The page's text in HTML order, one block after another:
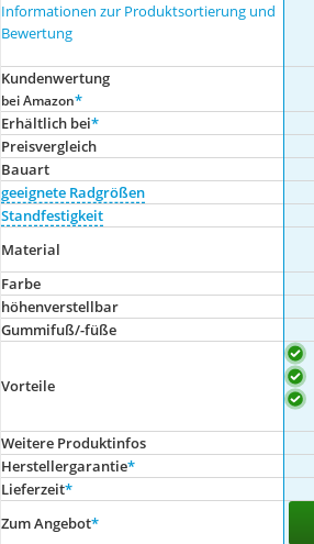
Informationen zur Produktsortierung und
Bewertung
Kundenwertung
bei Amazon*
Erhältlich bei*
Preis­vergleich
Bauart
geeignete Radgrößen
Standfestigkeit
Material
Farbe
höhenverstellbar
Gummifuß/-füße
Vorteile
Weitere Produktinfos
Herstellergarantie*
Lieferzeit*
Zum Angebot*